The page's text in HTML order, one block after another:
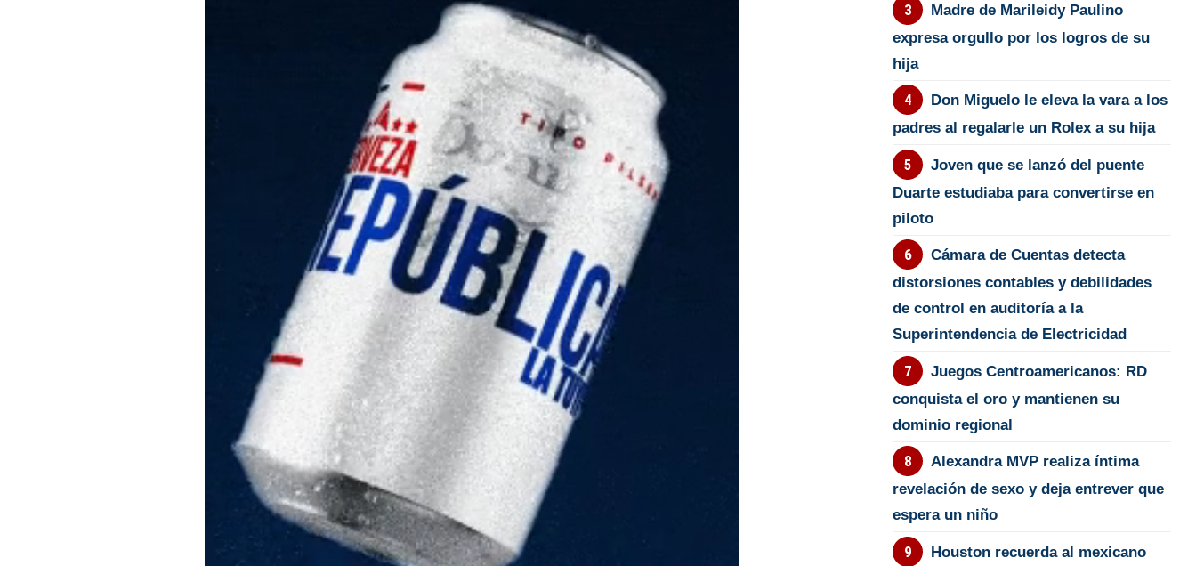
Madre de Marileidy Paulino
expresa orgullo por los logros de su
hija
Don Miguelo le eleva la vara a los
padres al regalarle un Rolex a su hija
Joven que se lanzó del puente
Duarte estudiaba para convertirse en
piloto
Cámara de Cuentas detecta
distorsiones contables y debilidades
de control en auditoría a la
Superintendencia de Electricidad
Juegos Centroamericanos: RD
conquista el oro y mantienen su
dominio regional
Alexandra MVP realiza íntima
revelación de sexo y deja entrever que
espera un niño
Houston recuerda al mexicano